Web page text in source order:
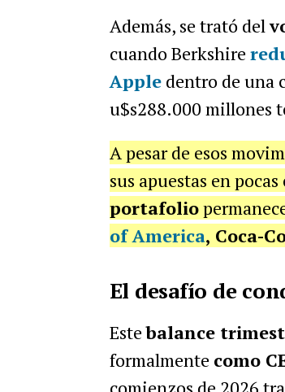
Además, se trató del
cuando Berkshire
Appledentro de una
u$s288.000 millones
A pesar de esos
sus apuestas en
portafolio
of America, Coca-
El desafío de
Estebalance
formalmente como